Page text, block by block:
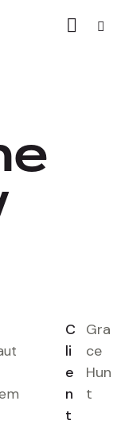
C
li
e
n
t
Gra
ce
Hun
t